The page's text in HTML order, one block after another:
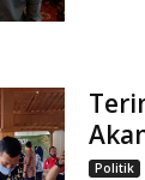
Politik